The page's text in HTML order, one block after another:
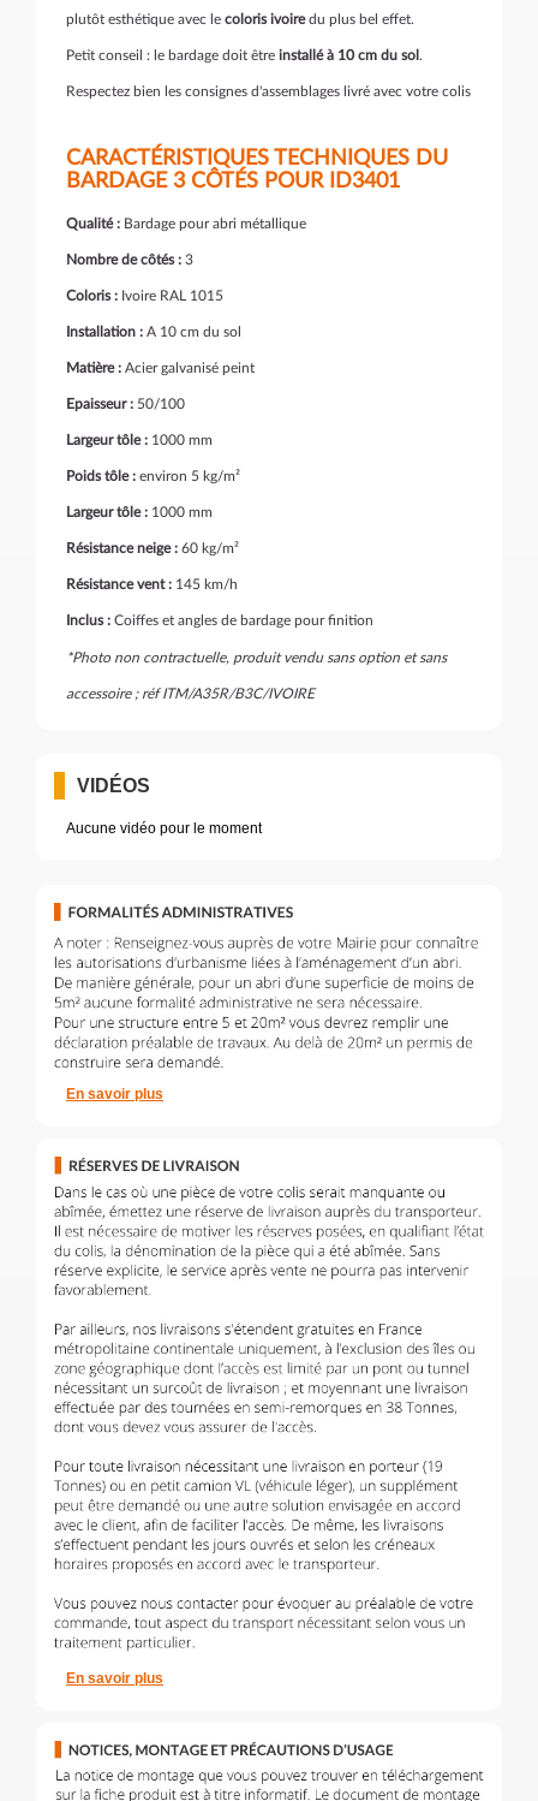
plutôt esthétique avec le coloris ivoiredu plus bel effet.
Petit conseil : le bardage doit être installé à 10 cm du sol .
Respectez bien les consignes d'assemblages livré avec votre colis
CARACTÉRISTIQUES TECHNIQUES DU
BARDAGE 3 CÔTÉS POUR ID3401
Qualité : Bardage pour abri métallique
Nombre de côtés : 3
Coloris : Ivoire RAL 1015
Installation : A 10 cm du sol
Matière : Acier galvanisé peint
Epaisseur : 50/100
Largeur tôle : 1000 mm
Poids tôle : environ 5 kg/m²
Largeur tôle : 1000 mm
Résistance neige : 60 kg/m²
Résistance vent : 145 km/h
Inclus : Coiffes et angles de bardage pour finition
*Photo non contractuelle, produit vendu sans option et sans
accessoire ; réf ITM/A35R/B3C/IVOIRE
VIDÉOS
Aucune vidéo pour le moment
En savoir plus
En savoir plus